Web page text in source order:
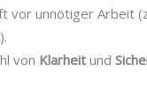
vor unnötiger Arbeit
von Klarheit und